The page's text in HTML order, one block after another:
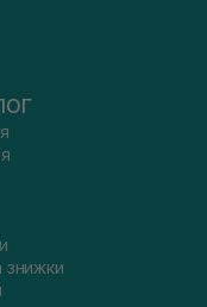
знижки